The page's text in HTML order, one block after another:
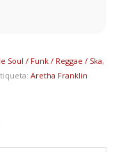
Soul / Funk / Reggae / Ska,
Aretha Franklin